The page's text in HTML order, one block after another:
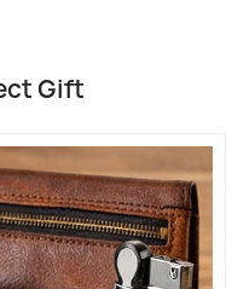
Gift